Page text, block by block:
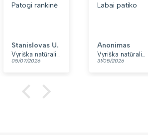
Labai patiko
Anonimas
31/05/2026
Puiki dėžutė,
Daina Z.
09/05/2026